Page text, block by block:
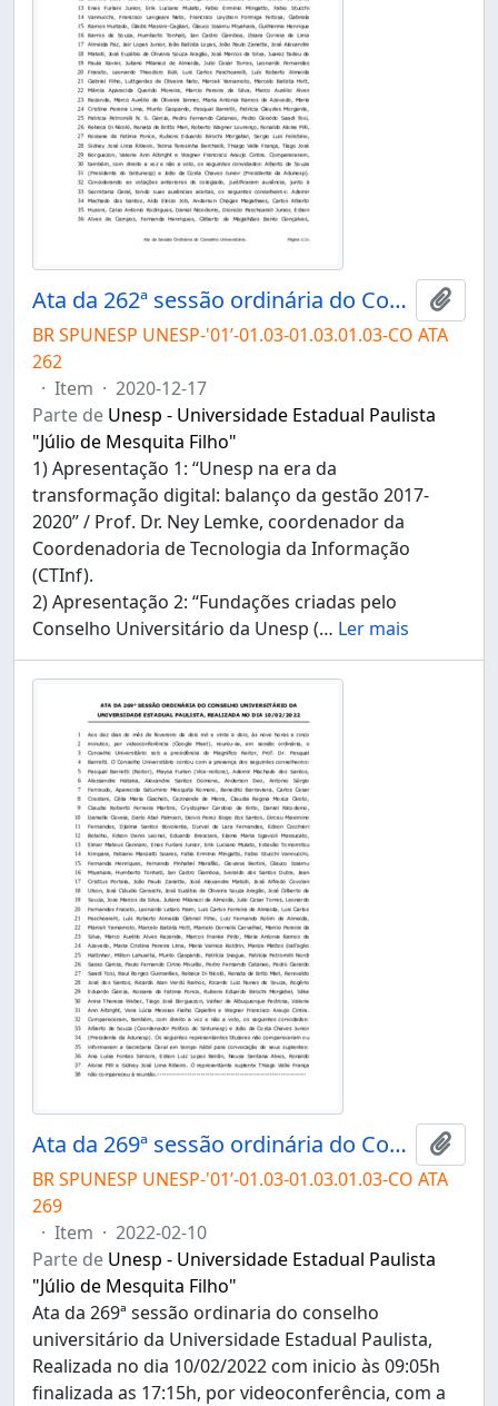
Ata da 262ª sessão ordinária do Conselho Universitário da Unesp de 17/12/2020
BR SPUNESP UNESP-'01’-01.03-01.03.01.03-CO ATA
262
· Item · 2020-12-17
Parte de Unesp - Universidade Estadual Paulista
"Júlio de Mesquita Filho"
1) Apresentação 1: “Unesp na era da
transformação digital: balanço da gestão 2017-
2020” / Prof. Dr. Ney Lemke, coordenador da
Coordenadoria de Tecnologia da Informação
(CTInf).
2) Apresentação 2: “Fundações criadas pelo
Conselho Universitário da Unesp (… Ler mais
Ata da 269ª sessão ordinária do Conselho Universitário da Unesp de 10/02/2022
BR SPUNESP UNESP-'01’-01.03-01.03.01.03-CO ATA
269
· Item · 2022-02-10
Parte de Unesp - Universidade Estadual Paulista
"Júlio de Mesquita Filho"
Ata da 269ª sessão ordinaria do conselho
universitário da Universidade Estadual Paulista,
Realizada no dia 10/02/2022 com inicio às 09:05h
finalizada as 17:15h, por videoconferência, com a